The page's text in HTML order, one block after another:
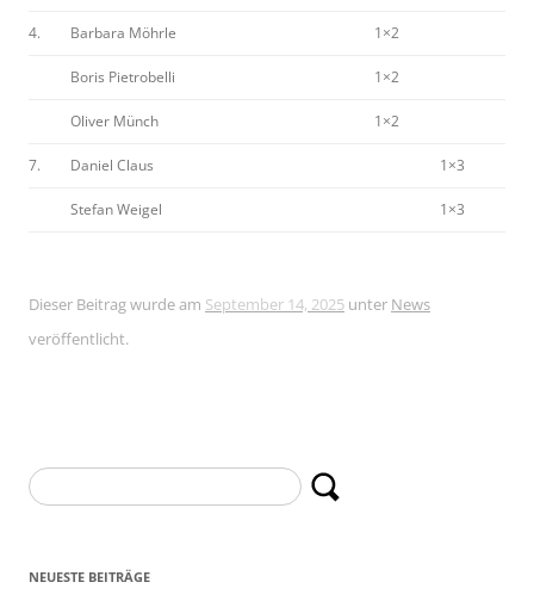
4. Barbara Möhrle 1×2
Boris Pietrobelli 1×2
Oliver Münch 1×2
7. Daniel Claus 1×3
Stefan Weigel 1×3
Dieser Beitrag wurde am September 14, 2025 unter News
veröffentlicht.
Suchen
nach:
NEUESTE BEITRÄGE